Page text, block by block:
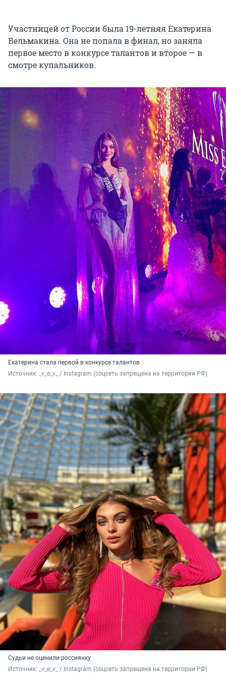
Участницей от России была 19-летняя Екатерина
Вельмакина. Она не попала в финал, но заняла
первое место в конкурсе талантов и второе — в
смотре купальников.
Екатерина стала первой в конкурсе талантов
Источник:
_v_e_v_ / Instagram (соцсеть запрещена на территории РФ)
Судьи не оценили россиянку
Источник:
_v_e_v_ / Instagram (соцсеть запрещена на территории РФ)